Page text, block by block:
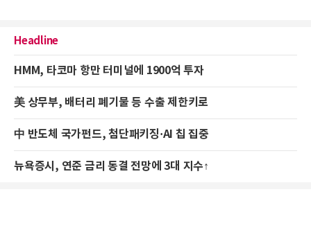
Headline
HMM, 타코마 항만 터미널에 1900억 투자
美 상무부, 배터리 폐기물 등 수출 제한키로
中 반도체 국가펀드, 첨단패키징·AI 칩 집중
뉴욕증시, 연준 금리 동결 전망에 3대 지수↑